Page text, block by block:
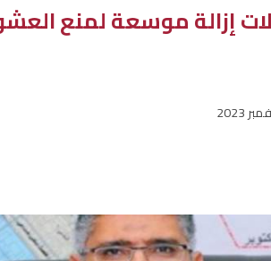
إزالة موسعة لمنع